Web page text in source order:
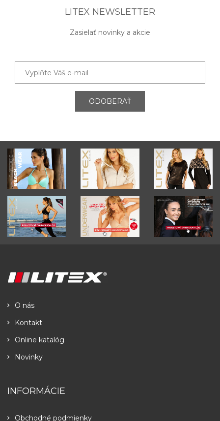
LITEX NEWSLETTER
Zasielať novinky a akcie
ODOBERAŤ
O nás
Kontakt
Online katalóg
Novinky
INFORMÁCIE
Obchodné podmienky